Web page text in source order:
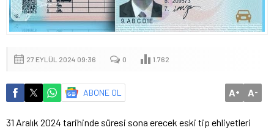
27 EYLÜL 2024 09:36 0 1.762
ABONE OL A+ A-
31 Aralık 2024 tarihinde süresi sona erecek eski tip ehliyetleri